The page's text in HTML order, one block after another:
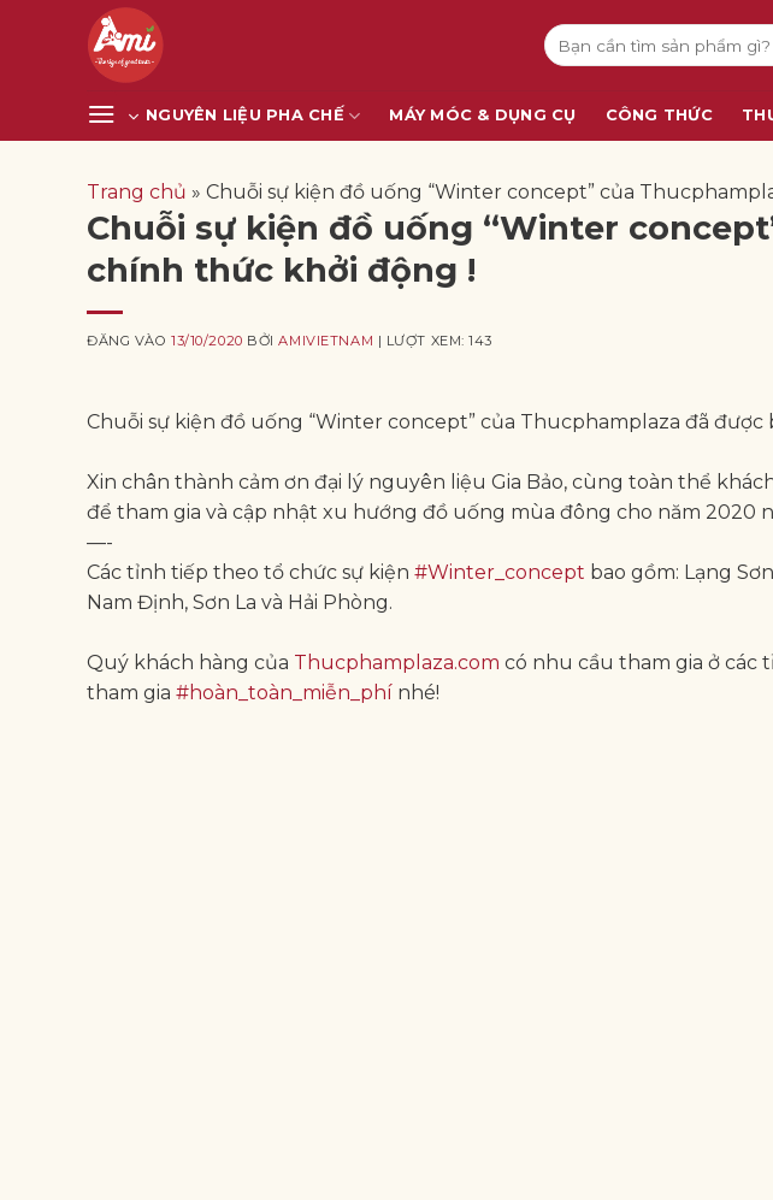
Tìm
kiếm:
NGUYÊN LIỆU PHA CHẾ MÁY MÓC & DỤNG CỤ CÔNG THỨC
Trang chủ » Chuỗi sự kiện đồ uống “Winter concept” của
Chuỗi sự kiện đồ uống “Winter
chính thức khởi động !
ĐĂNG VÀO13/10/2020 BỞIAMIVIETNAM | LƯỢT XEM: 143
Chuỗi sự kiện đồ uống “Winter concept” của Thucphamplaza đã được
Xin chân thành cảm ơn đại lý nguyên liệu Gia Bảo, cùng toàn thể
để tham gia và cập nhật xu hướng đồ uống mùa đông cho năm 2020
—-
Các tỉnh tiếp theo tổ chức sự kiện #Winter_concept bao gồm: Lạng
Nam Định, Sơn La và Hải Phòng.
Quý khách hàng của Thucphamplaza.com có nhu cầu tham gia ở các
tham gia #hoàn_toàn_miễn_phí nhé!